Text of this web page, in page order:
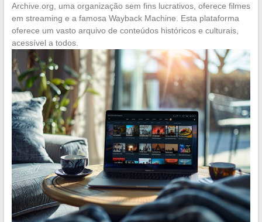
Archive.org, uma organização sem fins lucrativos, oferece filmes
em streaming e a famosa Wayback Machine. Esta plataforma
oferece um vasto arquivo de conteúdos históricos e culturais,
acessível a todos.